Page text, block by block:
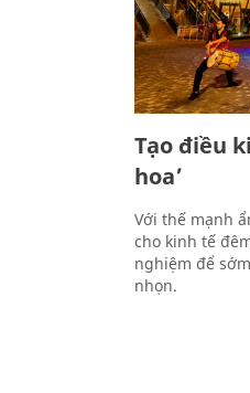
Tạo điều
hoa’
Với thế mạnh
cho kinh tế
nghiệm để
nhọn.